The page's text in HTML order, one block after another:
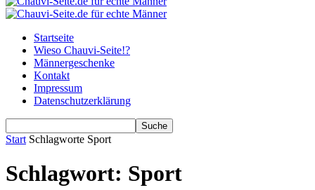
Startseite
Wieso Chauvi-Seite!?
Männergeschenke
Kontakt
Impressum
Datenschutzerklärung
Start Schlagworte Sport
Schlagwort: Sport